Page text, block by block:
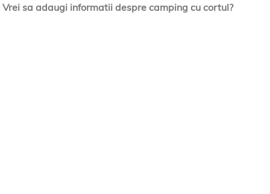
Vrei sa adaugi informatii despre camping cu cortul?